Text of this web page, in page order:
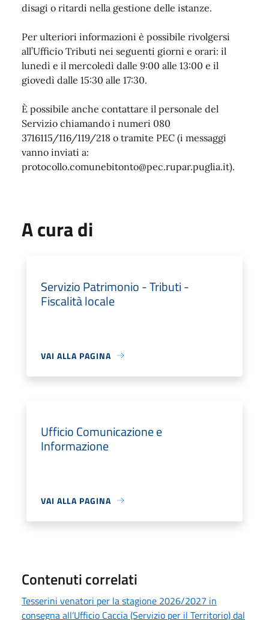
disagi o ritardi nella gestione delle istanze.
Per ulteriori informazioni è possibile rivolgersi
all’Ufficio Tributi nei seguenti giorni e orari: il
lunedì e il mercoledì dalle 9:00 alle 13:00 e il
giovedì dalle 15:30 alle 17:30.
È possibile anche contattare il personale del
Servizio chiamando i numeri 080
3716115/116/119/218 o tramite PEC (i messaggi
vanno inviati a:
protocollo.comunebitonto@pec.rupar.puglia.it).
A cura di
Servizio Patrimonio - Tributi -
Fiscalità locale
VAI ALLA PAGINA
Ufficio Comunicazione e
Informazione
VAI ALLA PAGINA
Contenuti correlati
Tesserini venatori per la stagione 2026/2027 in
consegna all’Ufficio Caccia (Servizio per il Territorio) dal